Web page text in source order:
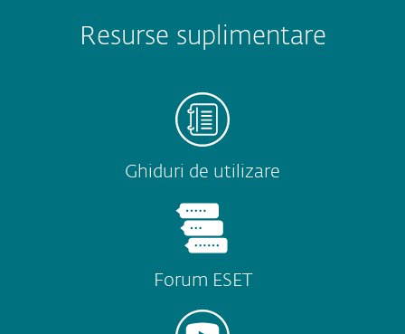
Resurse suplimentare
Ghiduri de utilizare
Forum ESET